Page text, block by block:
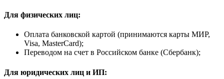
Для физических лиц:
Оплата банковской картой (принимаются карты МИР,
Visa, MasterCard);
Переводом на счет в Российском банке (Сбербанк);
Для юридических лиц и ИП: